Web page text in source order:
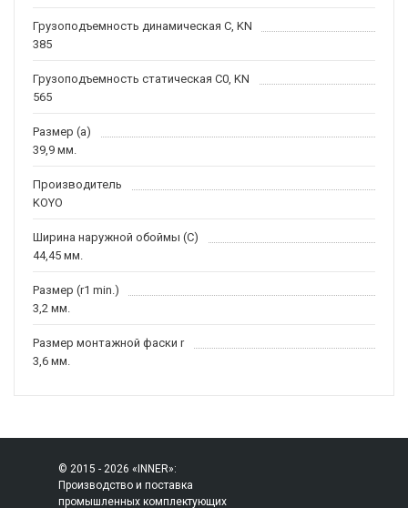
Грузоподъемность динамическая C, KN
385
Грузоподъемность статическая C0, KN
565
Размер (a)
39,9 мм.
Производитель
KOYO
Ширина наружной обоймы (C)
44,45 мм.
Размер (r1 min.)
3,2 мм.
Размер монтажной фаски r
3,6 мм.
© 2015 - 2026 «INNER»:
Производство и поставка
промышленных комплектующих